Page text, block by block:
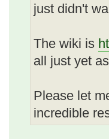
just didn't
The wiki is
all just yet
Please let
incredible